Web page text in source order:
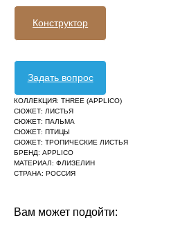
Конструктор
Задать вопрос
КОЛЛЕКЦИЯ: THREE (APPLICO)
СЮЖЕТ: ЛИСТЬЯ
СЮЖЕТ: ПАЛЬМА
СЮЖЕТ: ПТИЦЫ
СЮЖЕТ: ТРОПИЧЕСКИЕ ЛИСТЬЯ
БРЕНД: APPLICO
МАТЕРИАЛ: ФЛИЗЕЛИН
СТРАНА: РОССИЯ
Вам может подойти: